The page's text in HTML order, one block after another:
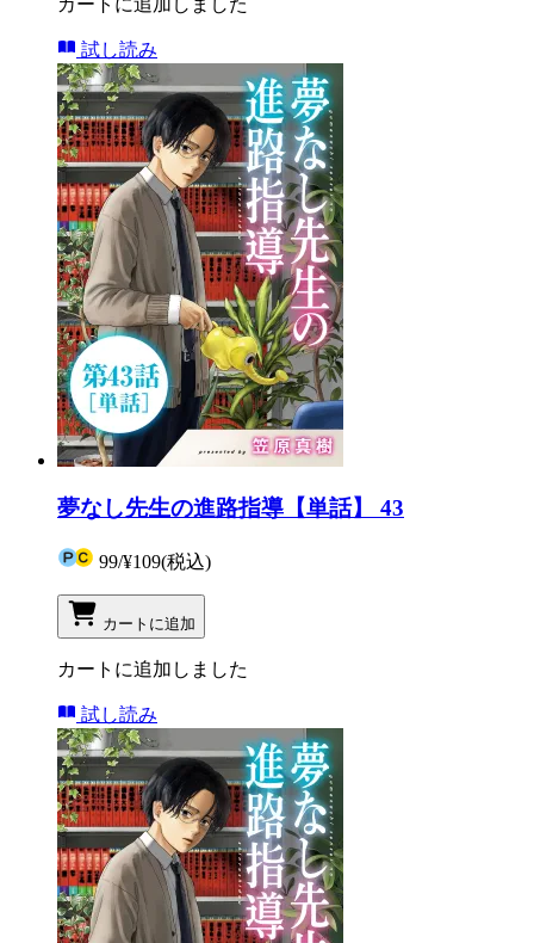
試し読み
夢なし先生の進路指導【単話】 43
99/¥109(税込)
カートに追加
カートに追加しました
試し読み